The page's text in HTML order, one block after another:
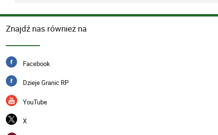
Znajdź nas również na
Facebook
Dzieje Granic RP
YouTube
X